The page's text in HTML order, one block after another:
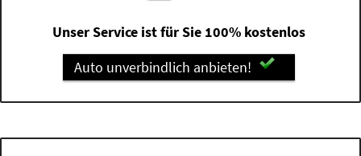
Unser Service ist für Sie 100% kostenlos
Auto unverbindlich anbieten!